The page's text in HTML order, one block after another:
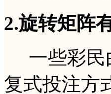
2.旋转矩阵
一些彩民
复式投注方